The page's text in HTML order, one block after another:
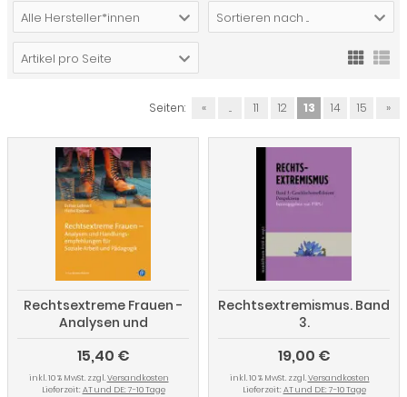
Alle Hersteller*innen Sortieren nach ...
Artikel pro Seite
Seiten: « ... 11 12 13 14 15 »
Rechtsextreme Frauen -
Analysen und
Handlungsempfehlungen
für Soziale Arbeit und
Pädagogik
15,40 €
inkl. 10 % MwSt. zzgl.Versandkosten
Lieferzeit: AT und DE: 7-10 Tage
Rechtsextremismus. Band
3.
Geschlechterreflektierte
Perspektiven
19,00 €
inkl. 10 % MwSt. zzgl.Versandkosten
Lieferzeit: AT und DE: 7-10 Tage